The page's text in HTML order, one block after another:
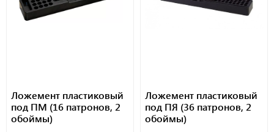
Ложемент пластиковый
под ПМ (16 патронов, 2
обоймы)
Ложемент пластиковый
под ПЯ (36 патронов, 2
обоймы)